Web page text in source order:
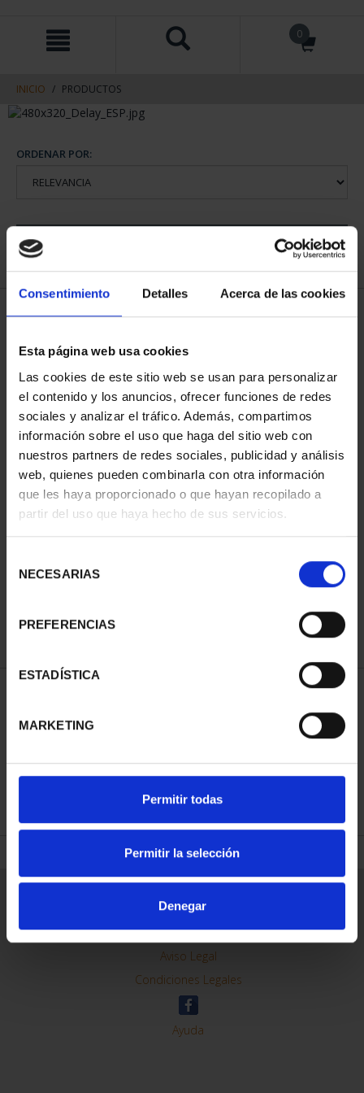
Consentimiento Detalles Acerca de las cookies
Esta página web usa cookies
Las cookies de este sitio web se usan para personalizar
el contenido y los anuncios, ofrecer funciones de redes
sociales y analizar el tráfico. Además, compartimos
información sobre el uso que haga del sitio web con
nuestros partners de redes sociales, publicidad y análisis
web, quienes pueden combinarla con otra información
que les haya proporcionado o que hayan recopilado a
partir del uso que haya hecho de sus servicios.
NECESARIAS
PREFERENCIAS
ESTADÍSTICA
MARKETING
Permitir todas
Permitir la selección
Denegar
contenido
navegacin
0
INICIO PRODUCTOS
ORDENAR POR:
1 Productos encontrados
73,00 €
REFINAR
Contacto
Preguntas Frequentes (FAQs)
Aviso Legal
Condiciones Legales
Ayuda